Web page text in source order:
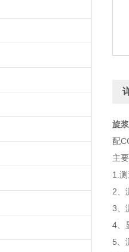
旋
配
主
1.
2、
3、
4、
5、